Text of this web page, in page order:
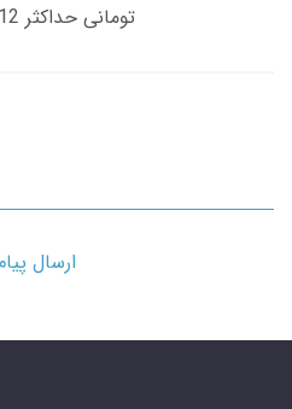
تومانی حداکثر 12 ساعت از طریق پیامک/ایمیل
ارسال پیام از